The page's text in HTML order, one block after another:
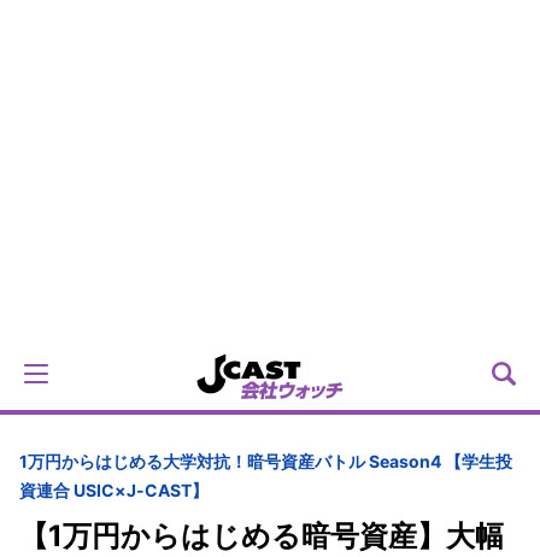
1万円からはじめる大学対抗！暗号資産バトル Season4 【学生投
資連合 USIC×J-CAST】
【1万円からはじめる暗号資産】大幅